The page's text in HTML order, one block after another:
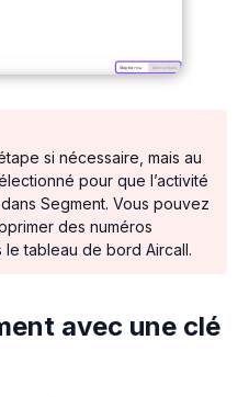
si nécessaire, mais au
pour que l’activité
Segment. Vous pouvez
des numéros
le tableau de bord Aircall.
avec une clé